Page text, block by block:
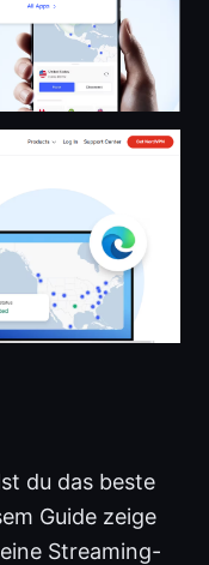
du das beste
Guide zeige
Streaming-